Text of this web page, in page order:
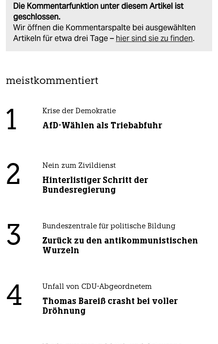
Die Kommentarfunktion unter diesem Artikel ist
geschlossen.
Wir öffnen die Kommentarspalte bei ausgewählten
Artikeln für etwa drei Tage – hier sind sie zu finden.
meistkommentiert
1 Krise der Demokratie
AfD-Wählen als Triebabfuhr
2 Nein zum Zivildienst
Hinterlistiger Schritt der
Bundesregierung
3 Bundeszentrale für politische Bildung
Zurück zu den antikommunistischen
Wurzeln
4 Unfall von CDU-Abgeordnetem
Thomas Bareiß crasht bei voller
Dröhnung